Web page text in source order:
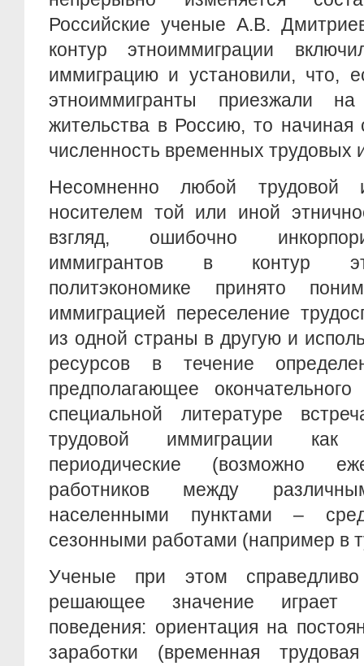
Российские ученые А.В.
контур этноиммиграции
иммиграцию и установили, что,
этноиммигранты приезжали
жительства в Россию, то начиная
численность временных трудовых
Несомненно любой трудовой
носителем той или иной
взгляд, ошибочно
иммигрантов в контур
политэкономике принято
иммиграцией переселение
из одной страны в другую и
ресурсов в течение
предполагающее
специальной литературе
трудовой иммиграции как
периодические (возможно
работников между
населенными пунктами –
сезонными работами (например в
Ученые при этом справедливо
решающее значение играет
поведения: ориентация на
заработки (временная